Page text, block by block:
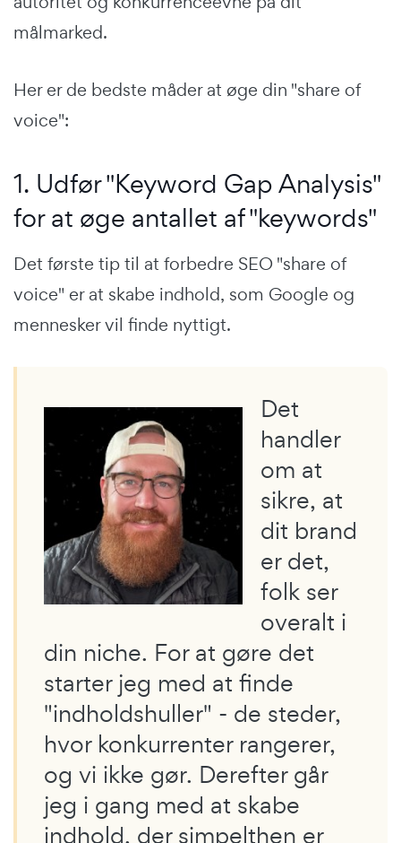
målmarked.
Her er de bedste måder at øge din "share of
voice":
1. Udfør "Keyword Gap Analysis"
for at øge antallet af "keywords"
Det første tip til at forbedre SEO "share of
voice" er at skabe indhold, som Google og
mennesker vil finde nyttigt.
Det
handler
om at
sikre, at
dit brand
er det,
folk ser
overalt i
din niche. For at gøre det
starter jeg med at finde
"indholdshuller" - de steder,
hvor konkurrenter rangerer,
og vi ikke gør. Derefter går
jeg i gang med at skabe
indhold, der simpelthen er